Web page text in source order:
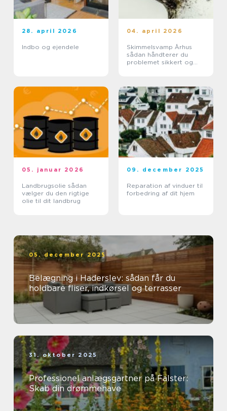
28. april 2026
Indbo og ejendele
04. april 2026
Skimmelsvamp Århus
sådan håndterer du
problemet sikkert og
05. januar 2026
Landbrugsolie sådan
vælger du den rigtige
olie til dit landbrug
09. december 2025
Reparation af vinduer til
forbedring af dit hjem
05. december 2025
Belægning i Haderslev: sådan får du
holdbare fliser, indkørsel og terrasser
31. oktober 2025
Professionel anlægsgartner på Falster:
Skab din drømmehave